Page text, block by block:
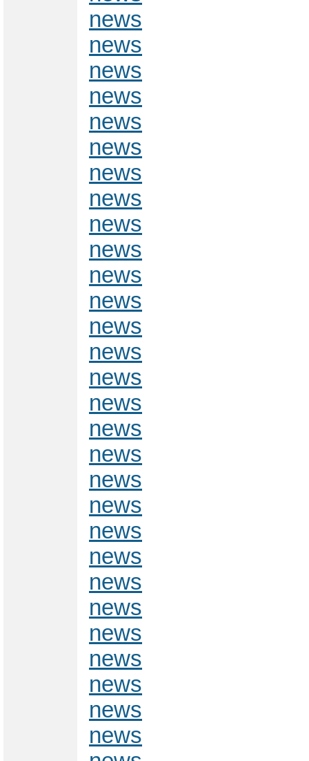
news
news
news
news
news
news
news
news
news
news
news
news
news
news
news
news
news
news
news
news
news
news
news
news
news
news
news
news
news